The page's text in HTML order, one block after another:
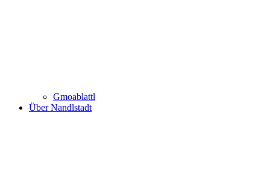
Gmoablattl
Über Nandlstadt